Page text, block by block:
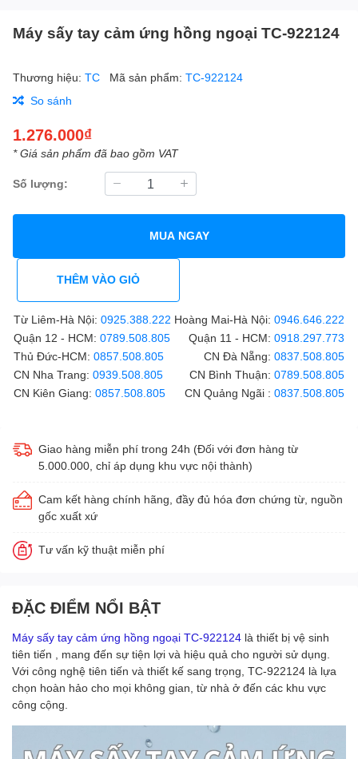
Máy sấy tay cảm ứng hồng ngoại TC-922124
Thương hiệu: TC Mã sản phẩm: TC-922124
So sánh
1.276.000₫
* Giá sản phẩm đã bao gồm VAT
Số lượng:
MUA NGAY
THÊM VÀO GIỎ
Từ Liêm-Hà Nội: 0925.388.222 Hoàng Mai-Hà Nội: 0946.646.222
Quận 12 - HCM: 0789.508.805 Quận 11 - HCM: 0918.297.773
Thủ Đức-HCM: 0857.508.805 CN Đà Nẵng: 0837.508.805
CN Nha Trang: 0939.508.805 CN Bình Thuận: 0789.508.805
CN Kiên Giang: 0857.508.805 CN Quảng Ngãi : 0837.508.805
Giao hàng miễn phí trong 24h (Đối với đơn hàng từ
5.000.000, chỉ áp dụng khu vực nội thành)
Cam kết hàng chính hãng, đầy đủ hóa đơn chứng từ, nguồn
gốc xuất xứ
Tư vấn kỹ thuật miễn phí
ĐẶC ĐIỂM NỔI BẬT
Máy sấy tay cảm ứng hồng ngoại TC-922124 là thiết bị vệ sinh
tiên tiến , mang đến sự tiện lợi và hiệu quả cho người sử dụng.
Với công nghệ tiên tiến và thiết kế sang trọng, TC-922124 là lựa
chọn hoàn hảo cho mọi không gian, từ nhà ở đến các khu vực
công cộng.